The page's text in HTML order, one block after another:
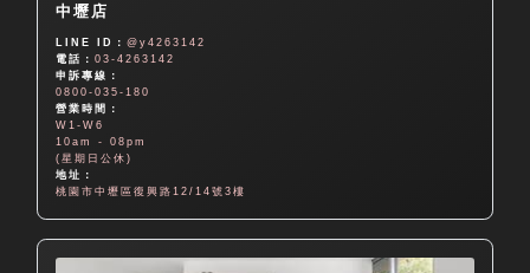
中壢店
LINE ID：@y4263142
電話：03-4263142
申訴專線：
0800-035-180
營業時間：
W1-W6
10am - 08pm
(星期日公休)
地址：
桃園市中壢區復興路12/14號3樓